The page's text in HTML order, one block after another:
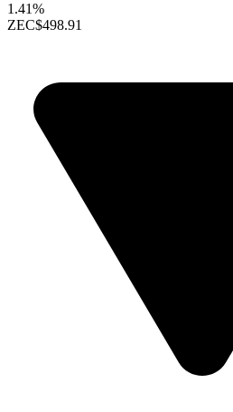
1.41%
ZEC$498.91